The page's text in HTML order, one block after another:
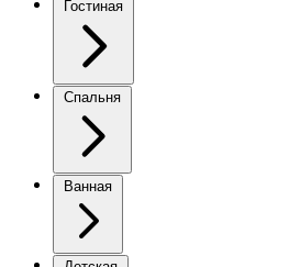
Гостиная
Спальня
Ванная